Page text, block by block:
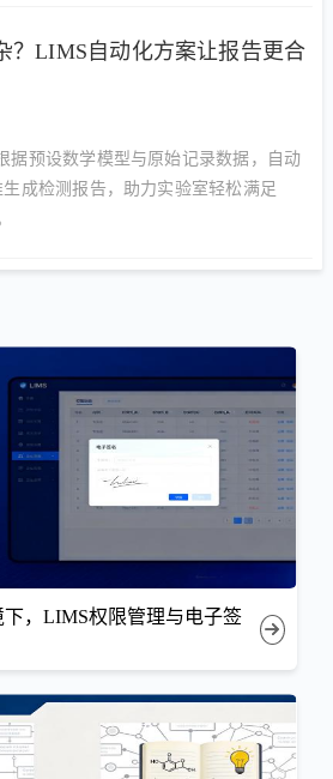
？LIMS自动化方案让报告更合
据预设数学模型与原始记录数据，自动
成检测报告，助力实验室轻松满足
下，LIMS权限管理与电子签